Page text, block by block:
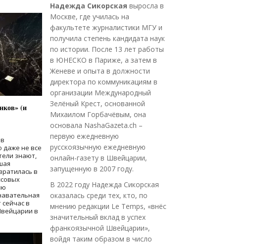
(и
даже не все
знают,
в
в
в
Надежда Сикорская выросла в
Москве, где училась на
факультете журналистики МГУ и
получила степень кандидата наук
по истории. После 13 лет работы
в ЮНЕСКО в Париже, а затем в
Женеве и опыта в должности
директора по коммуникациям в
организации Международный
Зелёный Крест, основанной
Михаилом Горбачёвым, она
основала NashaGazeta.ch –
первую ежедневную
русскоязычную ежедневную
онлайн-газету в Швейцарии,
запущенную в 2007 году.
В 2022 году Надежда Сикорская
оказалась среди тех, кто, по
мнению редакции Le Temps, «внёс
значительный вклад в успех
франкоязычной Швейцарии»,
войдя таким образом в число